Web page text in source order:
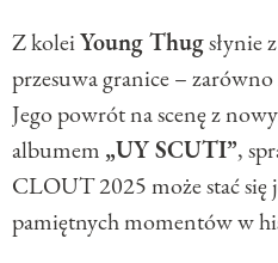
Z koleiYoung Thugsłynie
przesuwa granice –
Jego powrót na scenę z
albumem „UY SCUTI”,
CLOUT 2025 może stać się
pamiętnych momentów w